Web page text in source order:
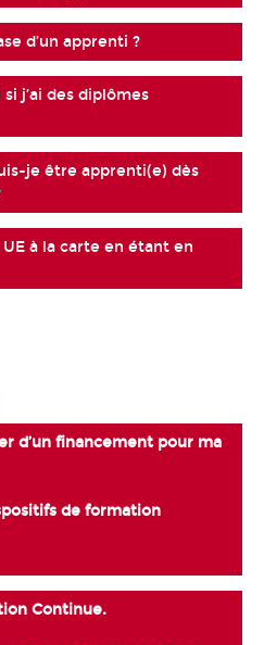
d’un apprenti ?
j’ai des diplômes
je être apprenti(e) dès
à la carte en étant en
d’un financement pour ma
de formation
Continue.